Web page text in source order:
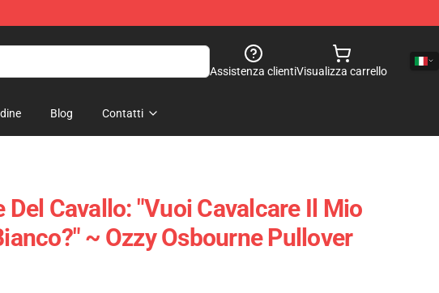
Assistenza clientiVisualizza carrello
Blog Contatti
Del Cavallo: "Vuoi Cavalcare Il Mio
~ Ozzy Osbourne Pullover